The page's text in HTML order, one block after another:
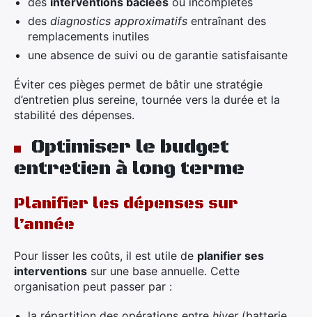
des diagnostics approximatifs entraînant des
remplacements inutiles
une absence de suivi ou de garantie satisfaisante
Éviter ces pièges permet de bâtir une stratégie
d’entretien plus sereine, tournée vers la durée et la
stabilité des dépenses.
Optimiser le budget
entretien à long terme
Planifier les dépenses sur
l’année
Pour lisser les coûts, il est utile de planifier ses
interventions sur une base annuelle. Cette
organisation peut passer par :